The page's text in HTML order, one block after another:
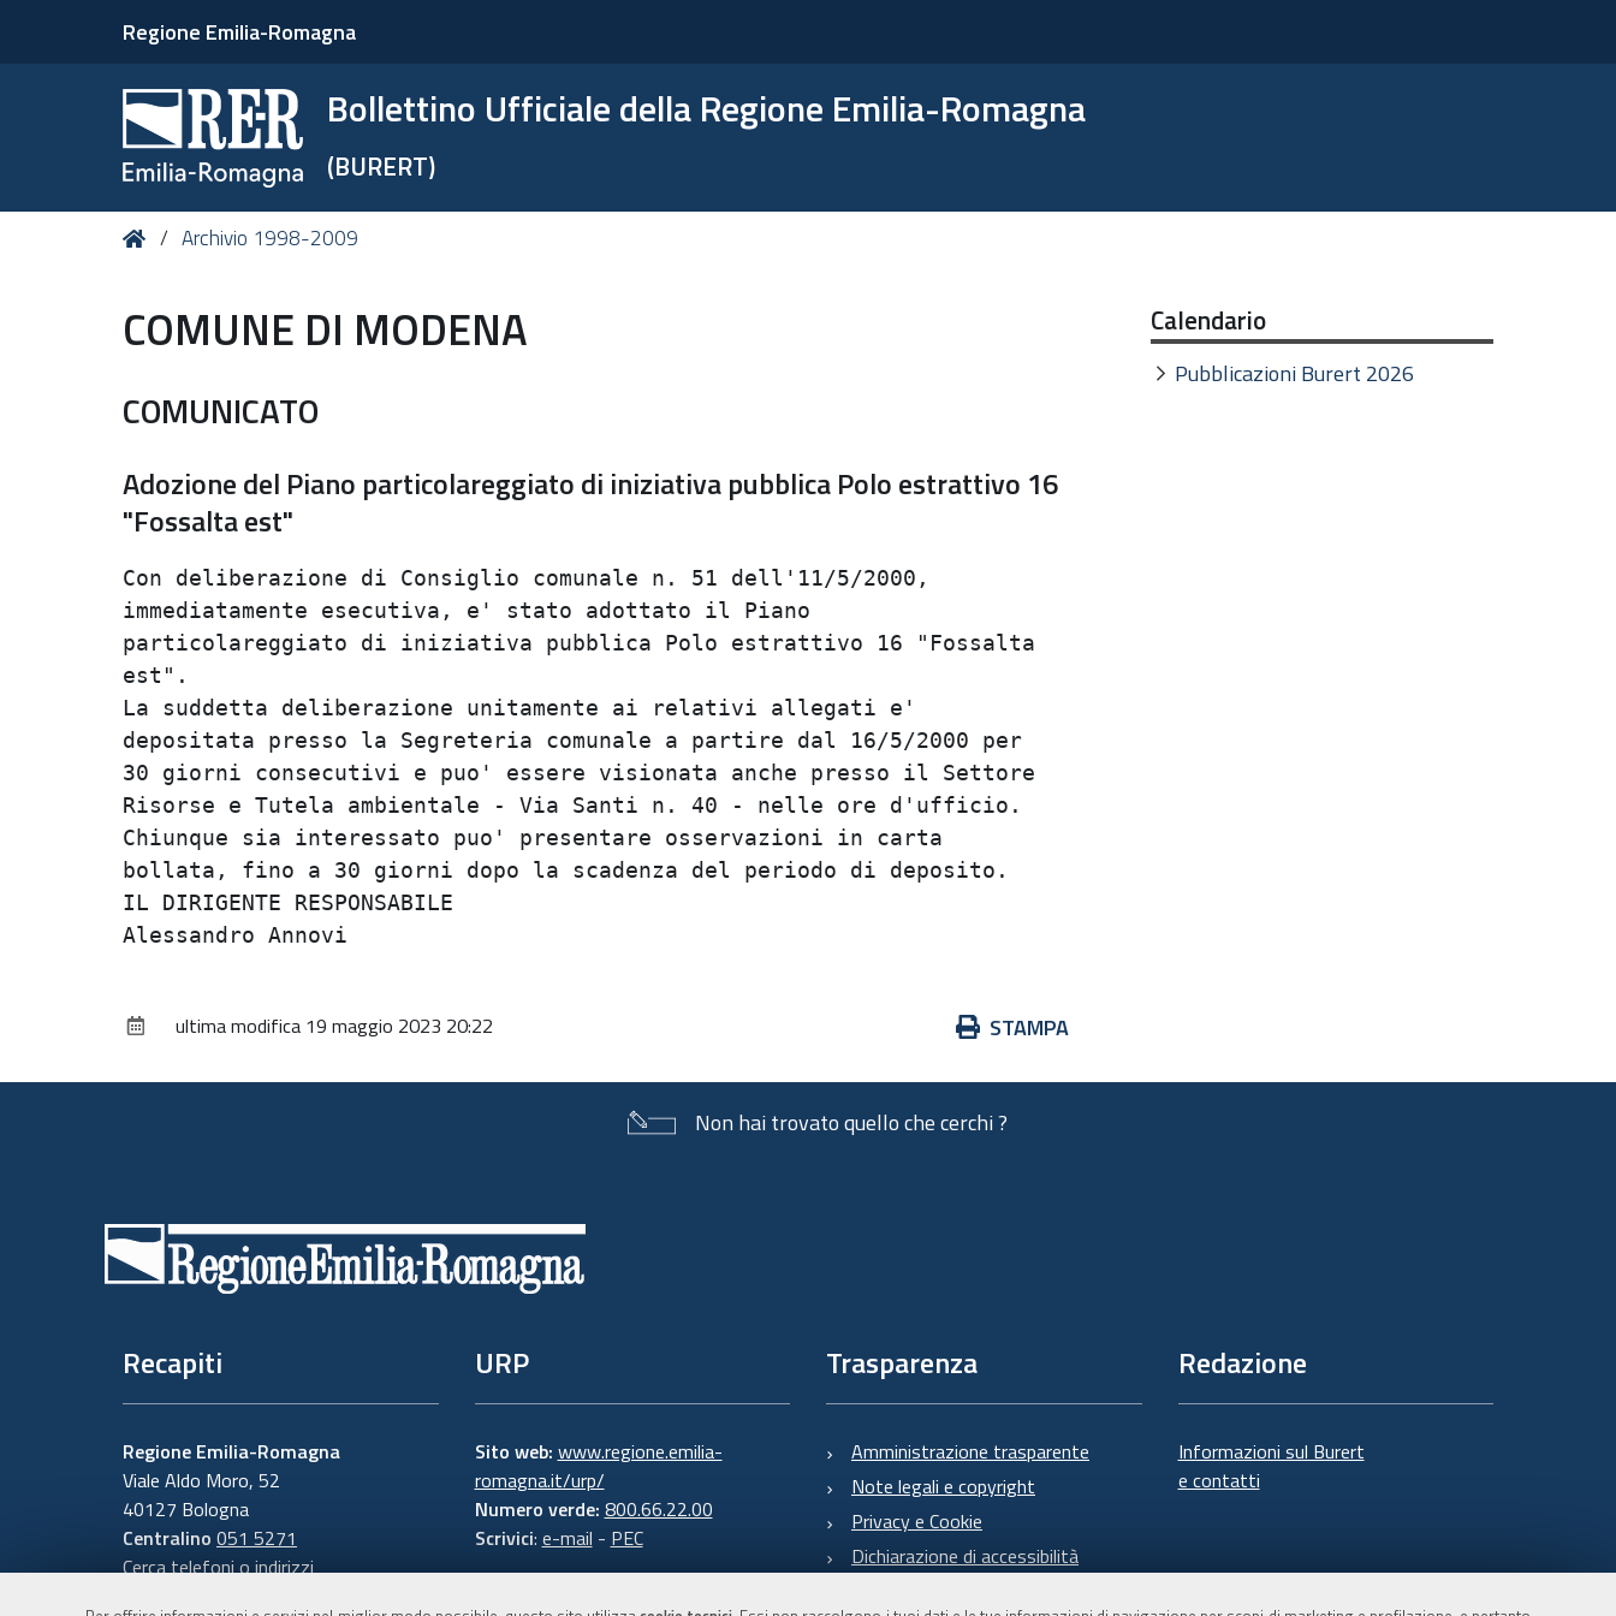
Regione Emilia-Romagna
Bollettino Ufficiale della Regione Emilia-Romagna
(BURERT)
Tu HomeArchivio 1998-2009
COMUNE DI MODENA
COMUNICATO
Adozione del Piano particolareggiato di iniziativa pubblica Polo estrattivo 16
"Fossalta est"
Con deliberazione di Consiglio comunale n. 51 dell'11/5/2000,
immediatamente esecutiva, e' stato adottato il Piano
particolareggiato di iniziativa pubblica Polo estrattivo 16 "Fossalta
est".
La suddetta deliberazione unitamente ai relativi allegati e'
depositata presso la Segreteria comunale a partire dal 16/5/2000 per
30 giorni consecutivi e puo' essere visionata anche presso il Settore
Risorse e Tutela ambientale - Via Santi n. 40 - nelle ore d'ufficio.
Chiunque sia interessato puo' presentare osservazioni in carta
bollata, fino a 30 giorni dopo la scadenza del periodo di deposito.
IL DIRIGENTE RESPONSABILE
Azioni
documento
STAMPA
ultima modifica 19 maggio 2023 20:22
Calendario
Pubblicazioni Burert 2026
Non hai trovato quello che cerchi ?
Recapiti
Regione Emilia-Romagna
Viale Aldo Moro, 52
40127 Bologna
Centralino 051 5271
Cerca telefoni o indirizzi
URP
Sito web: www.regione.emilia-
romagna.it/urp/
Numero verde: 800.66.22.00
Scrivici: e-mail - PEC
Trasparenza
Amministrazione trasparente
Note legali e copyright
Privacy e Cookie
Dichiarazione di accessibilità
Redazione
Informazioni sul Burert
e contatti